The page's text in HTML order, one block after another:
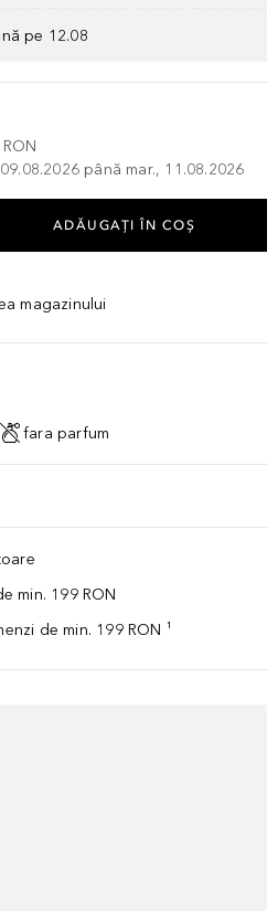
pe 12.08
până mar., 11.08.2026
ADĂUGAȚI ÎN COŞ
magazinului
fara parfum
min. 199 RON
de min. 199 RON ¹